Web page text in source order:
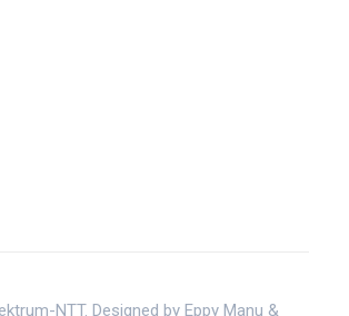
NTT. Designed by Eppy Manu &